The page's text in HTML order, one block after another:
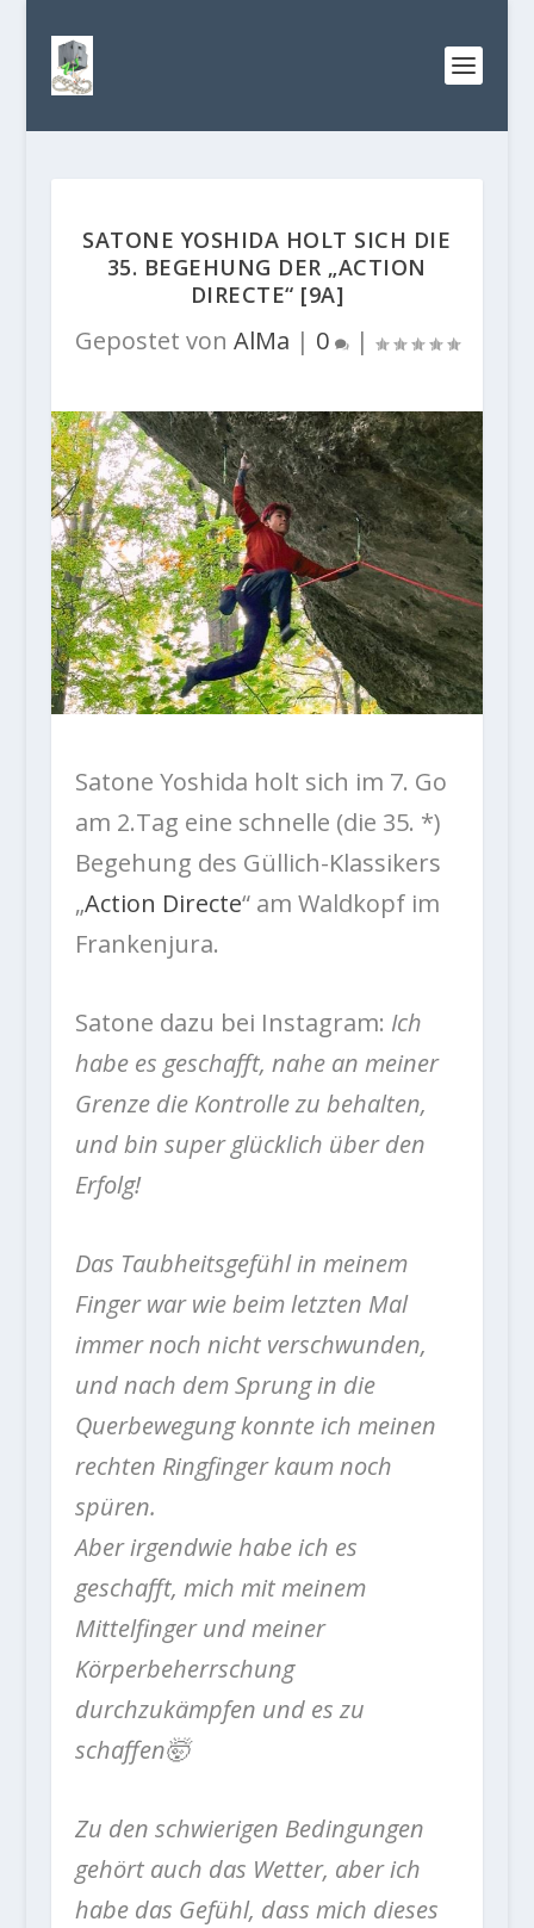
SATONE YOSHIDA HOLT SICH DIE
35. BEGEHUNG DER „ACTION
DIRECTE“ [9A]
Gepostet von AlMa | 0 |
Satone Yoshida holt sich im 7. Go
am 2.Tag eine schnelle (die 35. *)
Begehung des Güllich-Klassikers
„Action Directe“ am Waldkopf im
Frankenjura.
Satone dazu bei Instagram: Ich
habe es geschafft, nahe an meiner
Grenze die Kontrolle zu behalten,
und bin super glücklich über den
Erfolg!
Das Taubheitsgefühl in meinem
Finger war wie beim letzten Mal
immer noch nicht verschwunden,
und nach dem Sprung in die
Querbewegung konnte ich meinen
rechten Ringfinger kaum noch
spüren.
Aber irgendwie habe ich es
geschafft, mich mit meinem
Mittelfinger und meiner
Körperbeherrschung
durchzukämpfen und es zu
schaffen🤯
Zu den schwierigen Bedingungen
gehört auch das Wetter, aber ich
habe das Gefühl, dass mich dieses